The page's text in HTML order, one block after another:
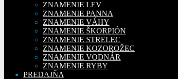
ZNAMENIE LEV
ZNAMENIE PANNA
ZNAMENIE VÁHY
ZNAMENIE ŠKORPIÓN
ZNAMENIE STRELEC
ZNAMENIE KOZOROŽEC
ZNAMENIE VODNÁR
ZNAMENIE RYBY
PREDAJŇA